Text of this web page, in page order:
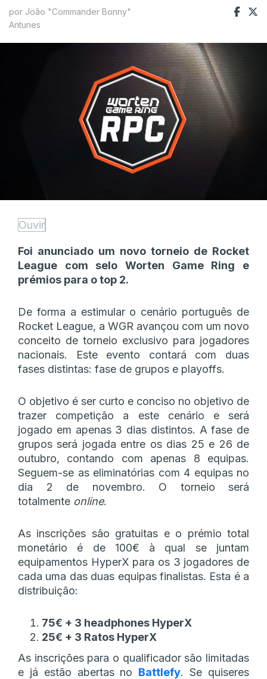
por João "Commander Bonny"
Antunes
Ouvir
Foi anunciado um novo torneio de Rocket
League com selo Worten Game Ring e
prémios para o top 2.
De forma a estimular o cenário português de
Rocket League, a WGR avançou com um novo
conceito de torneio exclusivo para jogadores
nacionais. Este evento contará com duas
fases distintas: fase de grupos e playoffs.
O objetivo é ser curto e conciso no objetivo de
trazer competição a este cenário e será
jogado em apenas 3 dias distintos. A fase de
grupos será jogada entre os dias 25 e 26 de
outubro, contando com apenas 8 equipas.
Seguem-se as eliminatórias com 4 equipas no
dia 2 de novembro. O torneio será
totalmente online.
As inscrições são gratuitas e o prémio total
monetário é de 100€ à qual se juntam
equipamentos HyperX para os 3 jogadores de
cada uma das duas equipas finalistas. Esta é a
distribuição:
75€ + 3 headphones HyperX
25€ + 3 Ratos HyperX
As inscrições para o qualificador são limitadas
e já estão abertas no Battlefy. Se quiseres